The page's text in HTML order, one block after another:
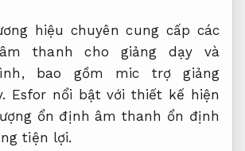
hiệu chuyên cung cấp các
thanh cho giảng dạy và
bao gồm mic trợ giảng
Esfor nổi bật với thiết kế hiện
ổn định âm thanh ổn định
tiện lợi.